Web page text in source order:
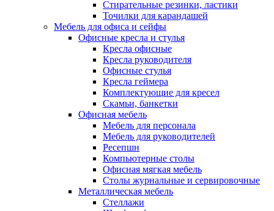
Стирательные резинки, ластики
Точилки для карандашей
Мебель для офиса и сейфы
Офисные кресла и стулья
Кресла офисные
Кресла руководителя
Офисные стулья
Кресла геймера
Комплектующие для кресел
Скамьи, банкетки
Офисная мебель
Мебель для персонала
Мебель для руководителей
Ресепшн
Компьютерные столы
Офисная мягкая мебель
Столы журнальные и сервировочные
Металлическая мебель
Стеллажи